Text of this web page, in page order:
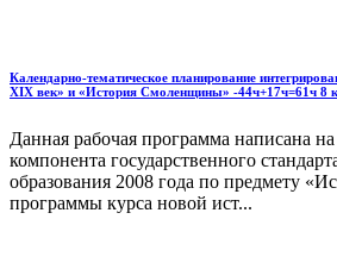
Календарно-тематическое планирование
XIX век» и «История Смоленщины» -44ч+17ч=61ч 8
Данная рабочая программа написана
компонента государственного
образования 2008 года по предмету
программы курса новой ист...